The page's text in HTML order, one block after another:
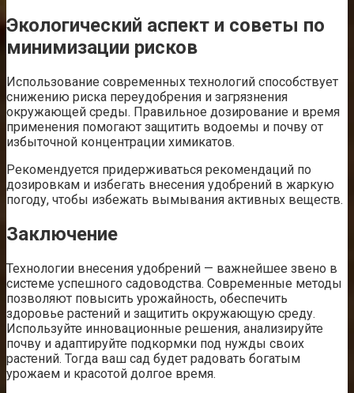
Экологический аспект и советы по
минимизации рисков
Использование современных технологий способствует
снижению риска переудобрения и загрязнения
окружающей среды. Правильное дозирование и время
применения помогают защитить водоемы и почву от
избыточной концентрации химикатов.
Рекомендуется придерживаться рекомендаций по
дозировкам и избегать внесения удобрений в жаркую
погоду, чтобы избежать вымывания активных веществ.
Заключение
Технологии внесения удобрений — важнейшее звено в
системе успешного садоводства. Современные методы
позволяют повысить урожайность, обеспечить
здоровье растений и защитить окружающую среду.
Используйте инновационные решения, анализируйте
почву и адаптируйте подкормки под нужды своих
растений. Тогда ваш сад будет радовать богатым
урожаем и красотой долгое время.